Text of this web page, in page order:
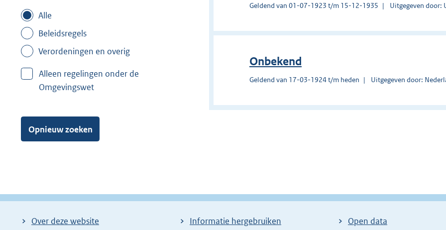
Alle
Beleidsregels
Verordeningen en overig
Alleen regelingen onder de
Omgevingswet
Opnieuw zoeken
Geldend van 01-07-1923 t/m 15-12-1935 Uitgegeven door:
Onbekend
Geldend van 17-03-1924 t/m heden Uitgegeven door:
Over deze website
Informatie hergebruiken
Open data